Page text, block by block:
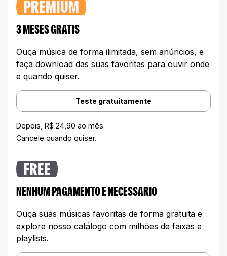
PREMIUM
3 MESES GRATIS
Ouça música de forma ilimitada, sem anúncios, e
faça download das suas favoritas para ouvir onde
e quando quiser.
Teste gratuitamente
Depois, R$ 24,90 ao mês.
Cancele quando quiser.
FREE
NENHUM PAGAMENTO E NECESSARIO
Ouça suas músicas favoritas de forma gratuita e
explore nosso catálogo com milhões de faixas e
playlists.